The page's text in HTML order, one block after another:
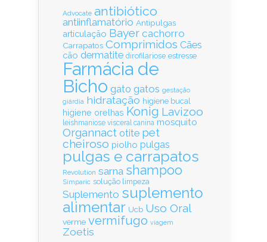
Advocate antibiótico
antiinflamatório Antipulgas
articulação Bayer cachorro
Carrapatos Comprimidos Cães
cão dermatite dirofilariose estresse
Farmácia de
Bicho gato gatos gestação
giárdia hidratação higiene bucal
higiene orelhas Konig Lavizoo
leishmaniose visceral canina mosquito
Organnact otite pet
cheiroso piolho pulgas
pulgas e carrapatos
Revolution sarna shampoo
Simparic solução limpeza
Suplemento suplemento
alimentar Ucb Uso Oral
verme vermifugo viagem
Zoetis